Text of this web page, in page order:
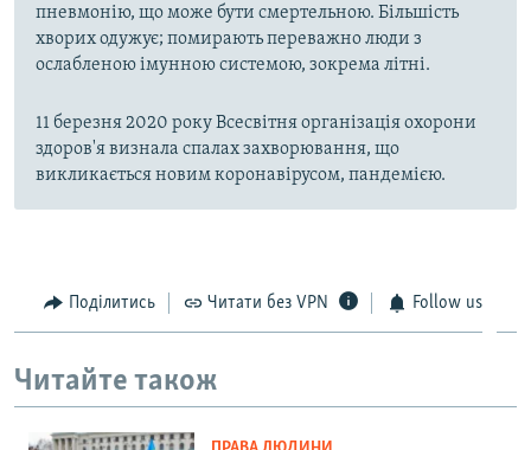
пневмонію, що може бути смертельною. Більшість
хворих одужує; помирають переважно люди з
ослабленою імунною системою, зокрема літні.
11 березня 2020 року Всесвітня організація охорони
здоров'я визнала спалах захворювання, що
викликається новим коронавірусом, пандемією.
Поділитись Читати без VPN Follow us
Читайте також